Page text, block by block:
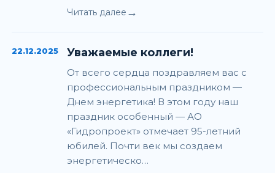
Читать далее →
22.12.2025 Уважаемые коллеги!
От всего сердца поздравляем вас с
профессиональным праздником —
Днем энергетика! В этом году наш
праздник особенный — АО
«Гидропроект» отмечает 95-летний
юбилей. Почти век мы создаем
энергетическо…